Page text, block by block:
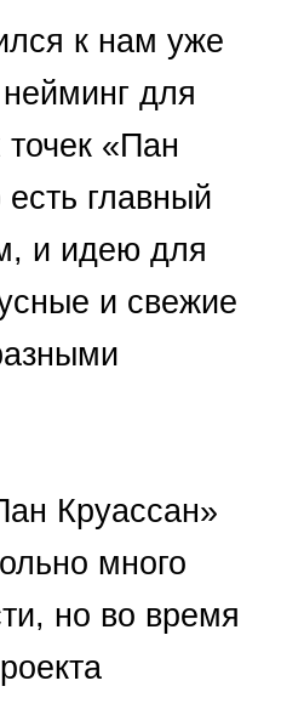
к нам уже
для
точек «Пан
главный
и идею для
и свежие
Круассан»
много
но во время